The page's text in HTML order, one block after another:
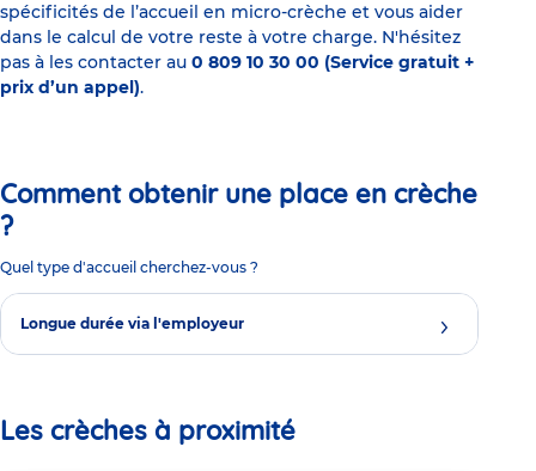
spécificités de l’accueil en micro-crèche et vous aider
dans le calcul de votre reste à votre charge. N'hésitez
pas à les contacter au 0 809 10 30 00 (Service gratuit +
prix d’un appel).
Comment obtenir une place en crèche
?
Quel type d'accueil cherchez-vous ?
Longue durée via l'employeur
Les crèches à proximité